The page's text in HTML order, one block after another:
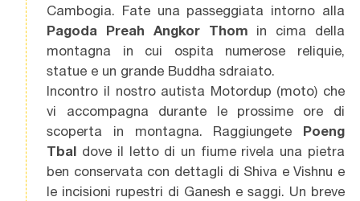
Cambogia. Fate una passeggiata intorno alla
Pagoda Preah Angkor Thom in cima della
montagna in cui ospita numerose reliquie,
statue e un grande Buddha sdraiato.
Incontro il nostro autista Motordup (moto) che
vi accompagna durante le prossime ore di
scoperta in montagna. Raggiungete Poeng
Tbal dove il letto di un fiume rivela una pietra
ben conservata con dettagli di Shiva e Vishnu e
le incisioni rupestri di Ganesh e saggi. Un breve